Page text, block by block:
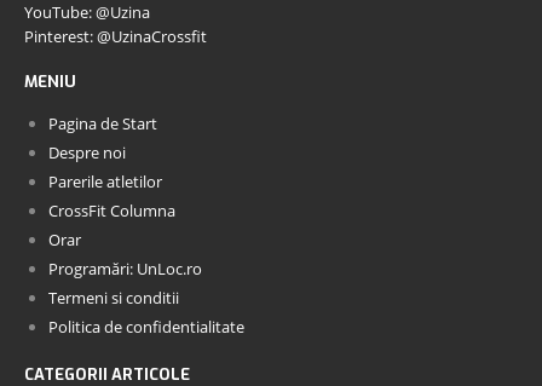
YouTube: @Uzina
Pinterest: @UzinaCrossfit
MENIU
Pagina de Start
Despre noi
Parerile atletilor
CrossFit Columna
Orar
Programări: UnLoc.ro
Termeni si conditii
Politica de confidentialitate
CATEGORII ARTICOLE